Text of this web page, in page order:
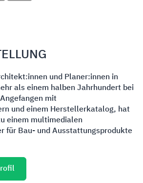
und Planer:innen in
als einem halben Jahrhundert bei
mit
und einem Herstellerkatalog, hat
einem multimedialen
für Bau- und Ausstattungsprodukte